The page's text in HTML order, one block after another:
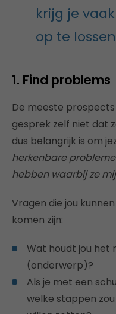
krijg je
op te lossen
1. Find problems
De meeste
gesprek zelf niet dat
dus belangrijk is om
herkenbare
hebben waarbij ze
Vragen die jou
komen zijn:
Wat houdt jou het
(onderwerp)?
Als je met een
welke stappen